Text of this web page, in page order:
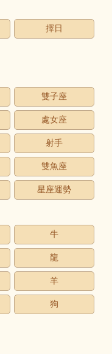
擇日
雙子座
處女座
射手
雙魚座
星座運勢
牛
龍
羊
狗